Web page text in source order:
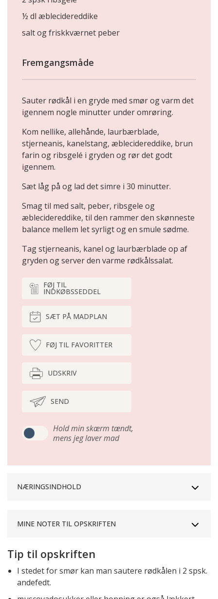
½ dl æblecidereddike
salt og friskkværnet peber
Fremgangsmåde
Sauter rødkål i en gryde med smør og varm det
igennem nogle minutter under omrøring.
Kom nellike, allehånde, laurbærblade,
stjerneanis, kanelstang, æblecidereddike, brun
farin og ribsgelé i gryden og rør det godt
igennem.
Sæt låg på og lad det simre i 30 minutter.
Smag til med salt, peber, ribsgele og
æblecidereddike, til den rammer den skønneste
balance mellem let syrligt og en smule sødme.
Tag stjerneanis, kanel og laurbærblade op af
gryden og server den varme rødkålssalat.
FØJ TIL
INDKØBSSEDDEL
SÆT PÅ MADPLAN
FØJ TIL FAVORITTER
UDSKRIV
SEND
Hold min skærm tændt,
mens jeg laver mad
NÆRINGSINDHOLD
MINE NOTER TIL OPSKRIFTEN
Tip til opskriften
I stedet for smør kan man sautere rødkålen i 2 spsk.
andefedt.